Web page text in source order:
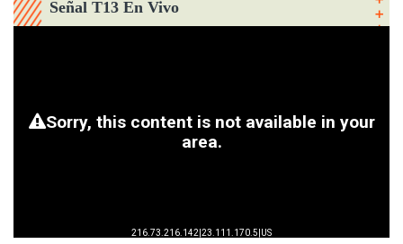
Señal T13 En Vivo